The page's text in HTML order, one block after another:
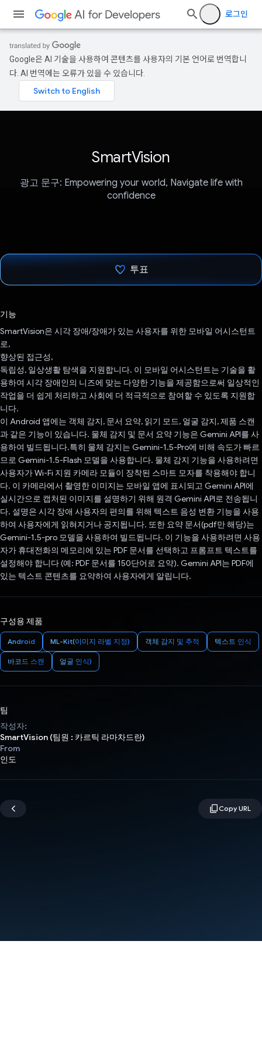
로그인
Google은 AI 기술을 사용하여 콘텐츠를 사용자의 기본 언어로 번역합니
다. AI 번역에는 오류가 있을 수 있습니다.
SmartVision
광고 문구: Empowering your world, Navigate life with
confidence
투표
기능
SmartVision은 시각 장애/장애가 있는 사용자를 위한 모바일 어시스턴트
로,
향상된 접근성,
독립성, 일상생활 탐색을 지원합니다. 이 모바일 어시스턴트는 기술을 활
용하여 시각 장애인의 니즈에 맞는 다양한 기능을 제공함으로써 일상적인
작업을 더 쉽게 처리하고 사회에 더 적극적으로 참여할 수 있도록 지원합
니다.
이 Android 앱에는 객체 감지, 문서 요약, 읽기 모드, 얼굴 감지, 제품 스캔
과 같은 기능이 있습니다. 물체 감지 및 문서 요약 기능은 Gemini API를 사
용하여 빌드됩니다.특히 물체 감지는 Gemini-1.5-Pro에 비해 속도가 빠르
므로 Gemini-1.5-Flash 모델을 사용합니다. 물체 감지 기능을 사용하려면
사용자가 Wi-Fi 지원 카메라 모듈이 장착된 스마트 모자를 착용해야 합니
다. 이 카메라에서 촬영한 이미지는 모바일 앱에 표시되고 Gemini API에
실시간으로 캡처된 이미지를 설명하기 위해 원격 Gemini API로 전송됩니
다. 설명은 시각 장애 사용자의 편의를 위해 텍스트 음성 변환 기능을 사용
하여 사용자에게 읽혀지거나 공지됩니다. 또한 요약 문서(pdf만 해당)는
Gemini-1.5-pro 모델을 사용하여 빌드됩니다. 이 기능을 사용하려면 사용
자가 휴대전화의 메모리에 있는 PDF 문서를 선택하고 프롬프트 텍스트를
설정해야 합니다 (예: PDF 문서를 150단어로 요약). Gemini API는 PDF에
있는 텍스트 콘텐츠를 요약하여 사용자에게 알립니다.
구성용 제품
Android ML-Kit(이미지 라벨 지정) 객체 감지 및 추적 텍스트 인식
바코드 스캔 얼굴 인식)
팀
작성자:
SmartVision (팀원 : 카르틱 라마차드란)
From
인도